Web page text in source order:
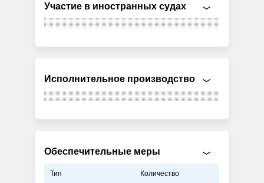
Участие в иностранных судах
Исполнительное производство
Обеспечительные меры
Тип Количество